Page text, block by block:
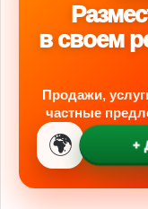
в своем
Продажи,
частные
🌍 +